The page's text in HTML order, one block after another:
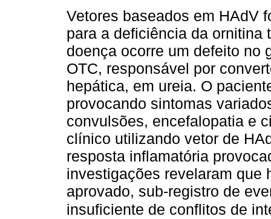
Vetores baseados em HAdV
para a deficiência da ornitina
doença ocorre um defeito no
OTC, responsável por
hepática, em ureia. O
provocando sintomas
convulsões, encefalopatia e
clínico utilizando vetor de
resposta inflamatória
investigações revelaram que
aprovado, sub-registro de
insuficiente de conflitos de